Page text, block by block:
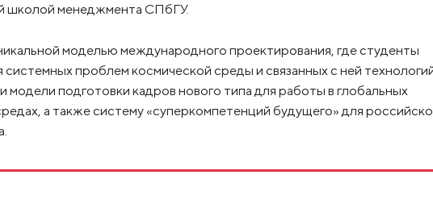
школой менеджмента СПбГУ.
моделью международного проектирования, где студенты
проблем космической среды и связанных с ней
подготовки кадров нового типа для работы в глобальных
а также систему «суперкомпетенций будущего» для